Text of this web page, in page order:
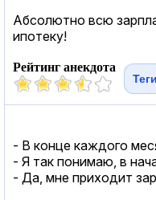
Абсолютно всю
ипотеку!
Рейтинг анекдота
- В конце каждого
- Я так понимаю, в
- Да, мне приходит